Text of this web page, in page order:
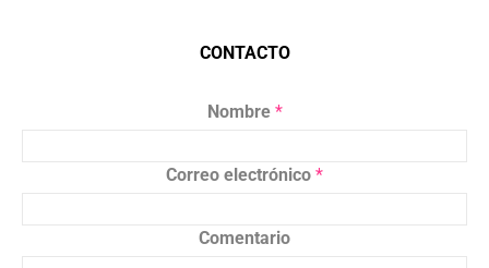
CONTACTO
Nombre *
Correo electrónico *
Comentario